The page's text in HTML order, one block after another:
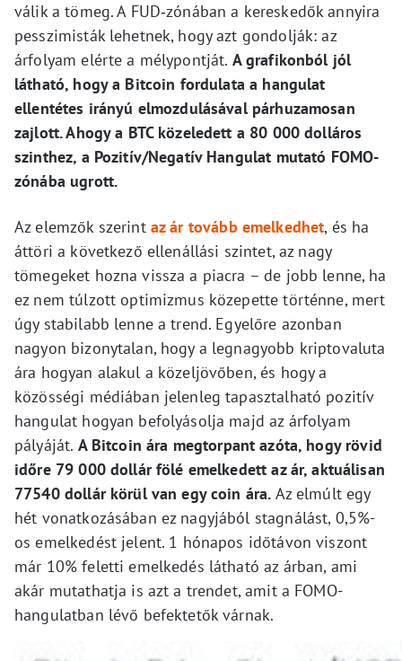
válik a tömeg. A FUD‑zónában a kereskedők annyira
pesszimisták lehetnek, hogy azt gondolják: az
árfolyam elérte a mélypontját. A grafikonból jól
látható, hogy a Bitcoin fordulata a hangulat
ellentétes irányú elmozdulásával párhuzamosan
zajlott. Ahogy a BTC közeledett a 80 000 dolláros
szinthez, a Pozitív/Negatív Hangulat mutató FOMO-
zónába ugrott.
Az elemzők szerint az ár tovább emelkedhet, és ha
áttöri a következő ellenállási szintet, az nagy
tömegeket hozna vissza a piacra – de jobb lenne, ha
ez nem túlzott optimizmus közepette történne, mert
úgy stabilabb lenne a trend. Egyelőre azonban
nagyon bizonytalan, hogy a legnagyobb kriptovaluta
ára hogyan alakul a közeljövőben, és hogy a
közösségi médiában jelenleg tapasztalható pozitív
hangulat hogyan befolyásolja majd az árfolyam
pályáját. A Bitcoin ára megtorpant azóta, hogy rövid
időre 79 000 dollár fölé emelkedett az ár, aktuálisan
77540 dollár körül van egy coin ára. Az elmúlt egy
hét vonatkozásában ez nagyjából stagnálást, 0,5%-
os emelkedést jelent. 1 hónapos időtávon viszont
már 10% feletti emelkedés látható az árban, ami
akár mutathatja is azt a trendet, amit a FOMO-
hangulatban lévő befektetők várnak.